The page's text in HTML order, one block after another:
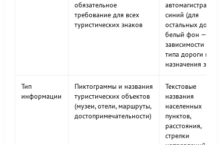
обязательное
требование для всех
туристических знаков
автомагистралей),
синий (для
остальных дорог),
белый фон — в
зависимости от
типа дороги и
назначения знака
Тип
информации
Пиктограммы и названия
туристических объектов
(музеи, отели, маршруты,
достопримечательности)
Текстовые
названия
населенных
пунктов,
расстояния,
стрелки